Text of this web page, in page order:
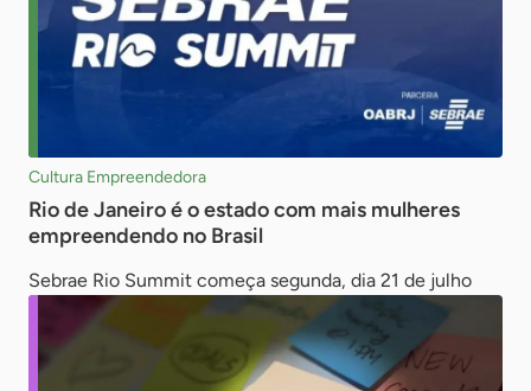
Cultura Empreendedora
Rio de Janeiro é o estado com mais mulheres
empreendendo no Brasil
Sebrae Rio Summit começa segunda, dia 21 de julho